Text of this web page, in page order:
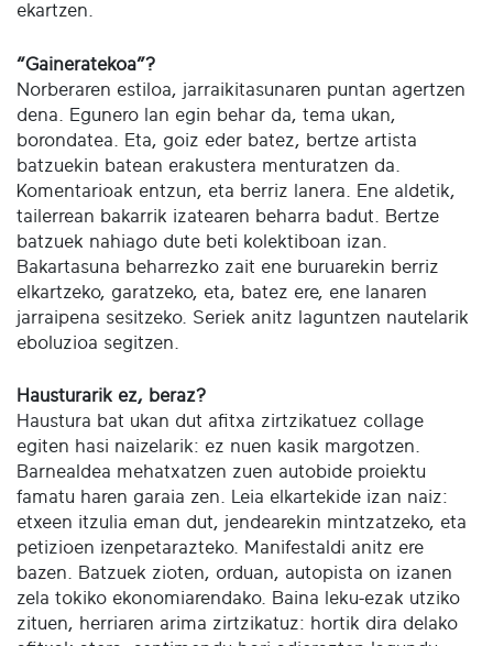
ekartzen.
“Gaineratekoa”?
Norberaren estiloa, jarraikitasunaren puntan agertzen
dena. Egunero lan egin behar da, tema ukan,
borondatea. Eta, goiz eder batez, bertze artista
batzuekin batean erakustera menturatzen da.
Komentarioak entzun, eta berriz lanera. Ene aldetik,
tailerrean bakarrik izatearen beharra badut. Bertze
batzuek nahiago dute beti kolektiboan izan.
Bakartasuna beharrezko zait ene buruarekin berriz
elkartzeko, garatzeko, eta, batez ere, ene lanaren
jarraipena sesitzeko. Seriek anitz laguntzen nautelarik
eboluzioa segitzen.
Hausturarik ez, beraz?
Haustura bat ukan dut afitxa zirtzikatuez collage
egiten hasi naizelarik: ez nuen kasik margotzen.
Barnealdea mehatxatzen zuen autobide proiektu
famatu haren garaia zen. Leia elkartekide izan naiz:
etxeen itzulia eman dut, jendearekin mintzatzeko, eta
petizioen izenpetarazteko. Manifestaldi anitz ere
bazen. Batzuek zioten, orduan, autopista on izanen
zela tokiko ekonomiarendako. Baina leku-ezak utziko
zituen, herriaren arima zirtzikatuz: hortik dira delako